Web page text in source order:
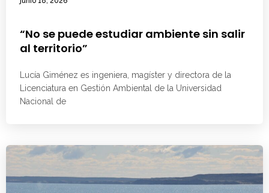
“No se puede estudiar ambiente sin salir
al territorio”
Lucía Giménez es ingeniera, magíster y directora de la
Licenciatura en Gestión Ambiental de la Universidad
Nacional de